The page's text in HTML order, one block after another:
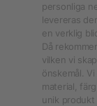
personliga
levereras
en verklig
Då
vilken vi
önskemål.
material,
unik produkt